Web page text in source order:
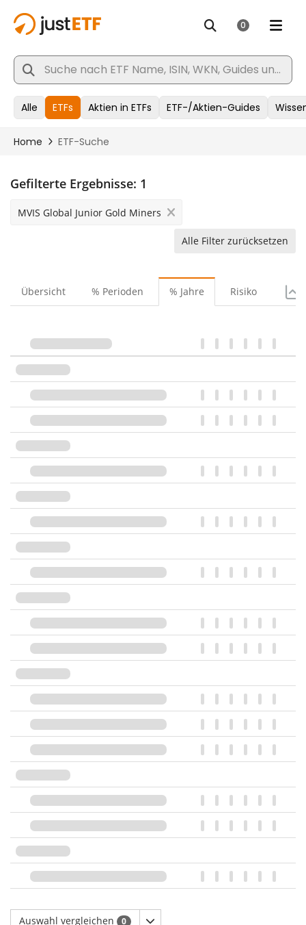
Gefilterte Ergebnisse: 1
MVIS Global Junior Gold Miners
Alle Filter zurücksetzen
Übersicht % Perioden % Jahre Risiko
Auswahl vergleichen 0